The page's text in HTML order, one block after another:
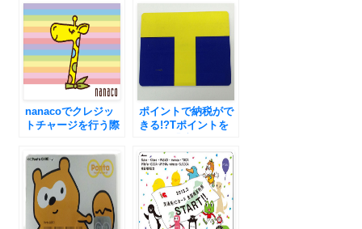
nanacoでクレジッ
トチャージを行う際
ポイントで納税がで
きる!?Tポイントを
「使う」方法！